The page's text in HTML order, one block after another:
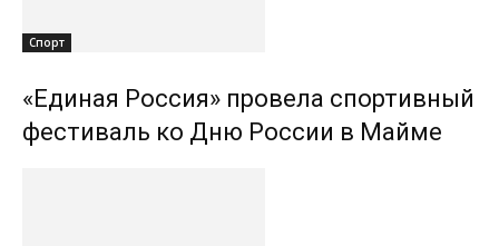
Спорт
«Единая Россия» провела спортивный
фестиваль ко Дню России в Майме